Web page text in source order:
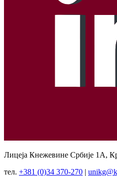
Лицеја Кнежевине Србије 1А,
тел. +381 (0)34 370-270